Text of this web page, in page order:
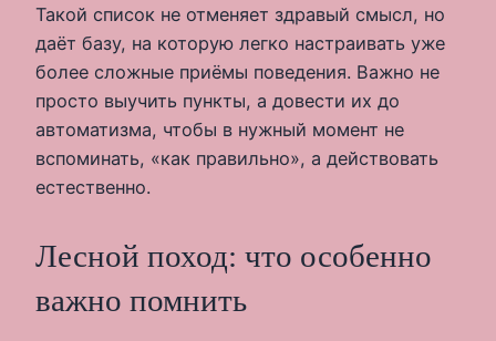
Такой список не отменяет здравый смысл, но
даёт базу, на которую легко настраивать уже
более сложные приёмы поведения. Важно не
просто выучить пункты, а довести их до
автоматизма, чтобы в нужный момент не
вспоминать, «как правильно», а действовать
естественно.
Лесной поход: что особенно
важно помнить